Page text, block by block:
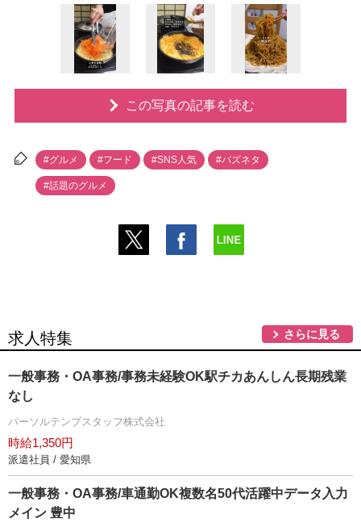
この写真の記事を読む
#グルメ #フード #SNS人気 #バズネタ
#話題のグルメ
求人特集 さらに見る
一般事務・OA事務/事務未経験OK駅チカあんしん長期残業
なし
パーソルテンプスタッフ株式会社
時給1,350円
派遣社員 / 愛知県
一般事務・OA事務/車通勤OK複数名50代活躍中データ入力
メイン 豊中